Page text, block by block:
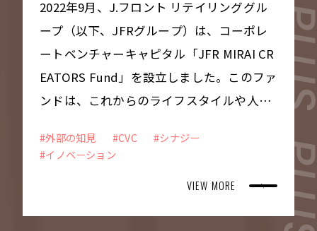
2022年9月、J.フロント リテイリンググル
ープ（以下、JFRグループ）は、コーポレ
ートベンチャーキャピタル「JFR MIRAI CR
EATORS Fund」を設立しました。このファ
ンドは、これからのライフスタイルや人と
の創出を目指して、外部のスタートアップ
介するのは、ITで旅行業界に変革を起こす
トップランナーとして注目される「Japan
#外部の知見 #CVC
#シナジー
#イノベーション
VIEW MORE